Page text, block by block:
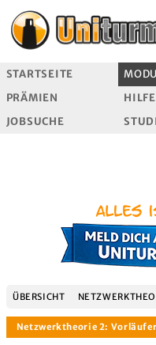
STARTSEITE
PRÄMIEN
HILFE
JOBSUCHE
ÜBERSICHT